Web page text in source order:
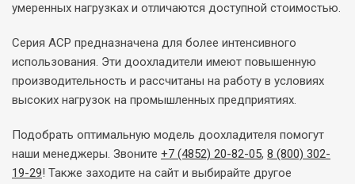
умеренных нагрузках и отличаются доступной стоимостью.
Серия ACP предназначена для более интенсивного
использования. Эти доохладители имеют повышенную
производительность и рассчитаны на работу в условиях
высоких нагрузок на промышленных предприятиях.
Подобрать оптимальную модель доохладителя помогут
наши менеджеры. Звоните +7 (4852) 20-82-05, 8 (800) 302-
19-29! Также заходите на сайт и выбирайте другое